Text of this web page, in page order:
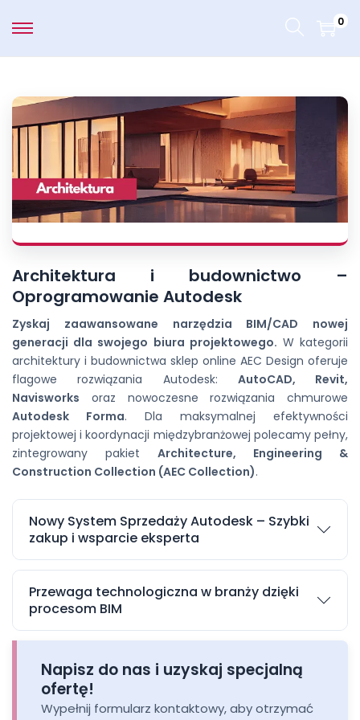
0
Architektura i budownictwo –
Oprogramowanie Autodesk
Zyskaj zaawansowane narzędzia BIM/CAD nowej
generacji dla swojego biura projektowego. W kategorii
architektury i budownictwa sklep online AEC Design oferuje
flagowe rozwiązania Autodesk: AutoCAD, Revit,
Navisworks oraz nowoczesne rozwiązania chmurowe
Autodesk Forma. Dla maksymalnej efektywności
projektowej i koordynacji międzybranżowej polecamy pełny,
zintegrowany pakiet Architecture, Engineering &
Construction Collection (AEC Collection).
Nowy System Sprzedaży Autodesk – Szybki
zakup i wsparcie eksperta
Wszystkie subskrypcje (w wariantach rocznych oraz
3-letnich) realizujemy w ramachNowego Systemu
Sprzedaży Autodesk
. Realizując zamówienie z
i bezpieczeństwo – transakcje są realizowane
automatycznie, z natychmiastowym wystawieniem
faktury. Jako zaufany Partner Autodesk dbamy o
Twój biznes na każdym etapie:
Przewaga technologiczna w branży dzięki
procesom BIM
Projektuj bez ograniczeń i utrzymaj przewagę nad
Subskrypcja oprogramowania umożliwia całemu
zespołowi architektów, konstruktorów i menedżerów
projektów elastyczny dostęp do najnowszych wersji
Napisz do nas i uzyskaj specjalną
ofertę!
Wypełnij formularz kontaktowy, aby otrzymać